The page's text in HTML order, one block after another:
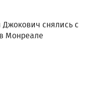
снялись с
Монреале